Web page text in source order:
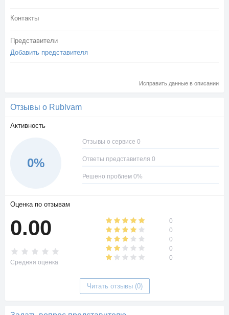
Контакты
Представители
Добавить представителя
Исправить данные в описании
Отзывы о Rublvam
Активность
0%
Отзывы о сервисе 0
Ответы представителя 0
Решено проблем 0%
Оценка по отзывам
0.00
Средняя оценка
0
0
0
0
0
Читать отзывы (0)